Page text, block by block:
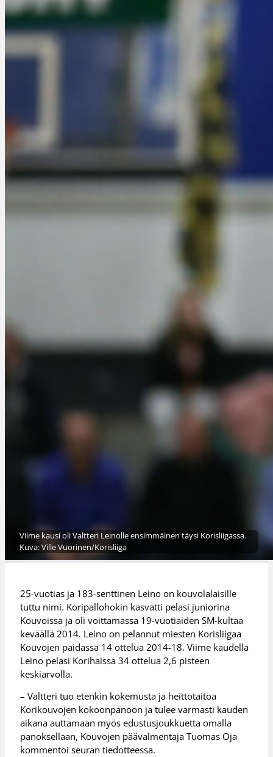
Viime kausi oli Valtteri Leinolle ensimmäinen täysi Korisliigassa.
Kuva: Ville Vuorinen/Korisliiga
25-vuotias ja 183-senttinen Leino on kouvolalaisille
tuttu nimi. Koripallohokin kasvatti pelasi juniorina
Kouvoissa ja oli voittamassa 19-vuotiaiden SM-kultaa
keväällä 2014. Leino on pelannut miesten Korisliigaa
Kouvojen paidassa 14 ottelua 2014-18. Viime kaudella
Leino pelasi Korihaissa 34 ottelua 2,6 pisteen
keskiarvolla.
– Valtteri tuo etenkin kokemusta ja heittotaitoa
Korikouvojen kokoonpanoon ja tulee varmasti kauden
aikana auttamaan myös edustusjoukkuetta omalla
panoksellaan, Kouvojen päävalmentaja Tuomas Oja
kommentoi seuran tiedotteessa.